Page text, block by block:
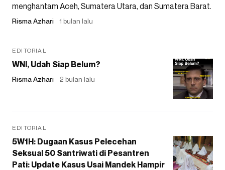
menghantam Aceh, Sumatera Utara, dan Sumatera Barat.
Risma Azhari 1 bulan lalu
EDITORIAL
WNI, Udah Siap Belum?
Risma Azhari 2 bulan lalu
EDITORIAL
5W1H: Dugaan Kasus Pelecehan
Seksual 50 Santriwati di Pesantren
Pati: Update Kasus Usai Mandek Hampir